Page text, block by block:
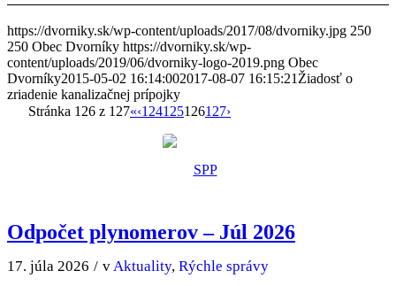
https://dvorniky.sk/wp-content/uploads/2017/08/dvorniky.jpg 250
250 Obec Dvorníky https://dvorniky.sk/wp-
content/uploads/2019/06/dvorniky-logo-2019.png Obec
Dvorníky2015-05-02 16:14:002017-08-07 16:15:21 Žiadosť o
zriadenie kanalizačnej prípojky
Stránka 126 z 127«‹124125126127›
Odpočet plynomerov – Júl 2026
17. júla 2026 / v Aktuality, Rýchle správy